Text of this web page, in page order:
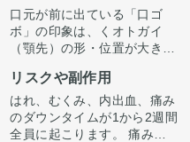
口元が前に出ている「口ゴ
ボ」の印象は、くオトガイ
（顎先）の形・位置が大きく
今回は骨を前に出すだけでな
く「中抜き」を組み合わせる
ことで、オトガイを前方に引
き出しながら顎の長さが伸び
リスクや副作用
はれ、むくみ、内出血、痛み
のダウンタイムが1から2週間
全員に起こります。 痛みは3